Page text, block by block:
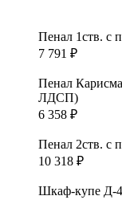
Пенал 1ств. с
7 791 ₽
Пенал
ЛДСП)
6 358 ₽
Пенал 2ств. с
10 318 ₽
Шкаф-купе Д-